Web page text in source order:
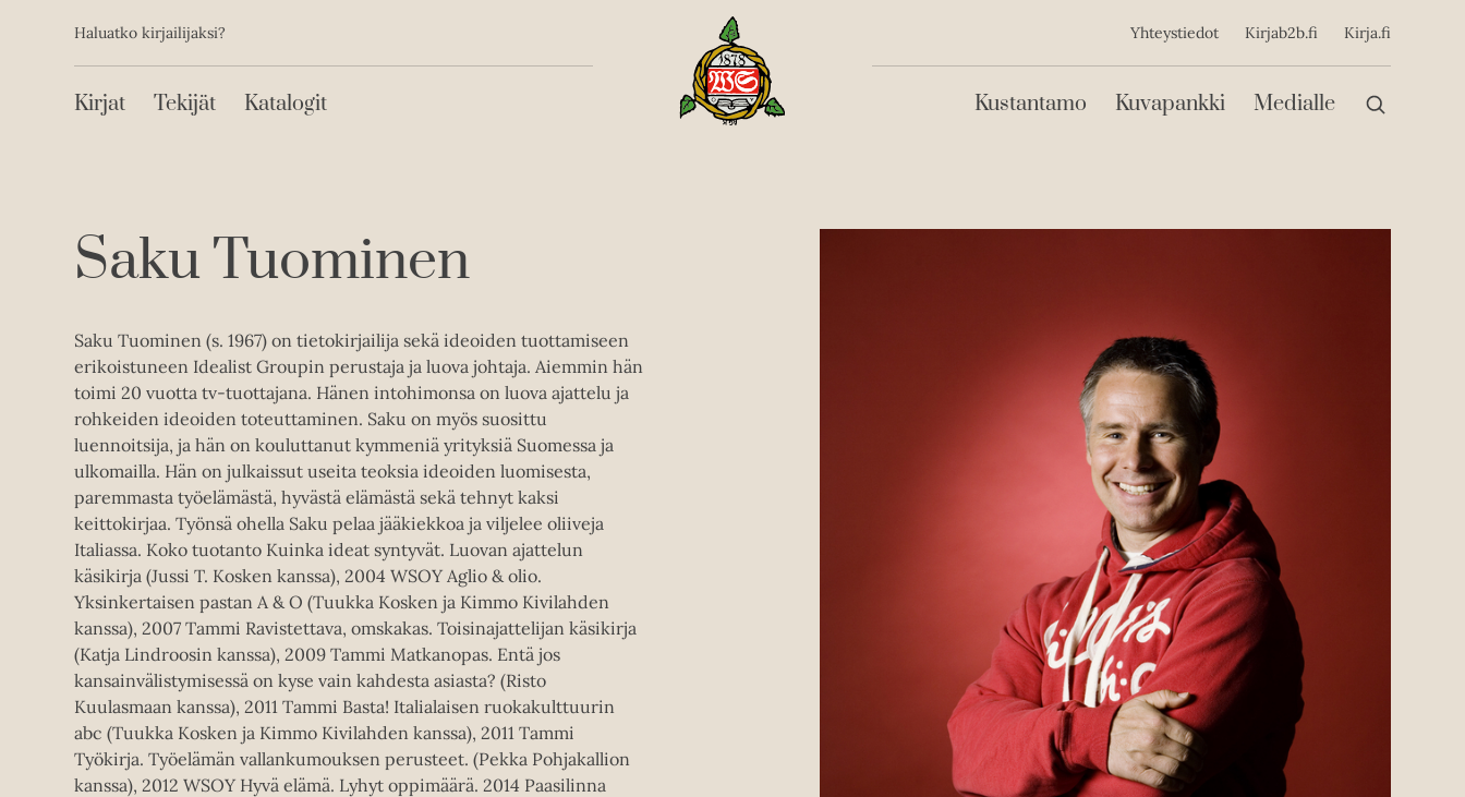
sisältöönToissijainen
Haluatko kirjailijaksi?
Päävalikko
Kirjat Tekijät Katalogit
Yhteystiedot Kirjab2b.fi Kirja.fi
Päävalikko
Kustantamo Kuvapankki Medialle
Saku Tuominen
Saku Tuominen (s. 1967) on tietokirjailija sekä ideoiden tuottamiseen
erikoistuneen Idealist Groupin perustaja ja luova johtaja. Aiemmin hän
toimi 20 vuotta tv-tuottajana. Hänen intohimonsa on luova ajattelu ja
rohkeiden ideoiden toteuttaminen. Saku on myös suosittu
luennoitsija, ja hän on kouluttanut kymmeniä yrityksiä Suomessa ja
ulkomailla. Hän on julkaissut useita teoksia ideoiden luomisesta,
paremmasta työelämästä, hyvästä elämästä sekä tehnyt kaksi
keittokirjaa. Työnsä ohella Saku pelaa jääkiekkoa ja viljelee oliiveja
Italiassa. Koko tuotanto Kuinka ideat syntyvät. Luovan ajattelun
käsikirja (Jussi T. Kosken kanssa), 2004 WSOY Aglio & olio.
Yksinkertaisen pastan A & O (Tuukka Kosken ja Kimmo Kivilahden
kanssa), 2007 Tammi Ravistettava, omskakas. Toisinajattelijan käsikirja
(Katja Lindroosin kanssa), 2009 Tammi Matkanopas. Entä jos
kansainvälistymisessä on kyse vain kahdesta asiasta? (Risto
Kuulasmaan kanssa), 2011 Tammi Basta! Italialaisen ruokakulttuurin
abc (Tuukka Kosken ja Kimmo Kivilahden kanssa), 2011 Tammi
Työkirja. Työelämän vallankumouksen perusteet. (Pekka Pohjakallion
kanssa), 2012 WSOY Hyvä elämä. Lyhyt oppimäärä. 2014 Paasilinna